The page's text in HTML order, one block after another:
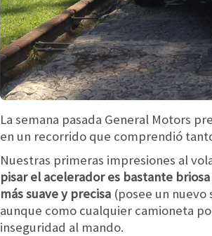
La semana pasada General Motors
en un recorrido que comprendió
Nuestras primeras impresiones al
pisar el acelerador es bastante
más suave y precisa (posee un
aunque como cualquier camioneta
inseguridad al mando.